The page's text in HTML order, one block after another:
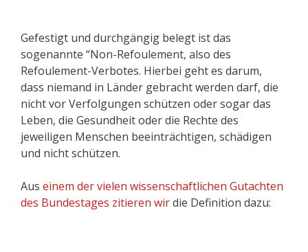
Gefestigt und durchgängig belegt ist das
sogenannte “Non-Refoulement, also des
Refoulement-Verbotes. Hierbei geht es darum,
dass niemand in Länder gebracht werden darf, die
nicht vor Verfolgungen schützen oder sogar das
Leben, die Gesundheit oder die Rechte des
jeweiligen Menschen beeinträchtigen, schädigen
und nicht schützen.
Aus einem der vielen wissenschaftlichen Gutachten
des Bundestages zitieren wirdie Definition dazu: